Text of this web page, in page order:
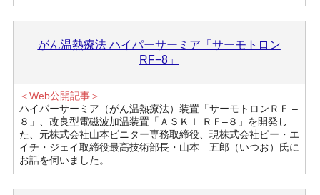
がん温熱療法 ハイパーサーミア「サーモトロン
RF−8」
＜Web公開記事＞
ハイパーサーミア（がん温熱療法）装置「サーモトロンＲＦ –
８」、改良型電磁波加温装置「ＡＳＫＩ ＲＦ–８」を開発し
た、元株式会社山本ビニター専務取締役、現株式会社ピー・エ
イチ・ジェイ取締役最高技術部長・山本 五郎（いつお）氏に
お話を伺いました。